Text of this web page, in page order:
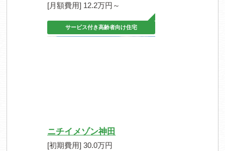
[月額費用] 12.2万円～
サービス付き高齢者向け住宅
ニチイメゾン神田
[初期費用] 30.0万円